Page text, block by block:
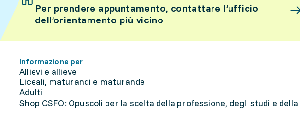
Per prendere appuntamento, contattare l’ufficio
dell’orientamento più vicino
Informazione per
Allievi e allieve
Liceali, maturandi e maturande
Adulti
Shop CSFO: Opuscoli per la scelta della professione, degli studi e